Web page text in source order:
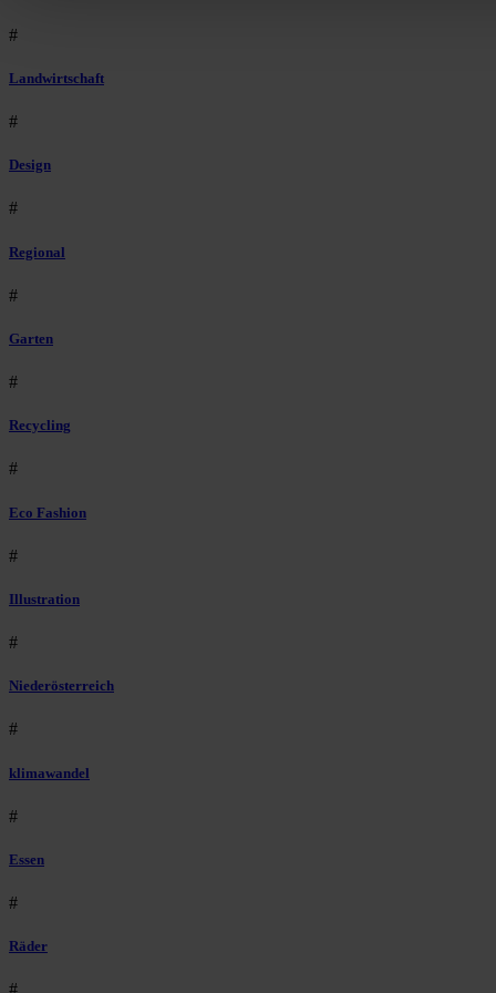
#
Landwirtschaft
#
Design
#
Regional
#
Garten
#
Recycling
#
Eco Fashion
#
Illustration
#
Niederösterreich
#
klimawandel
#
Essen
#
Räder